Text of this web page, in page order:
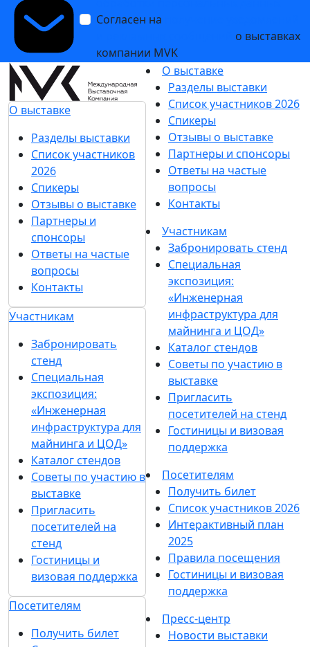
Согласен на
о выставках
компании MVK
О выставке
Разделы выставки
Список участников
2026
Спикеры
Отзывы о выставке
Партнеры и
спонсоры
Ответы на частые
вопросы
Контакты
Участникам
Забронировать
стенд
Специальная
экспозиция:
«Инженерная
инфраструктура для
майнинга и ЦОД»
Каталог стендов
Советы по участию в
выставке
Пригласить
посетителей на
стенд
Гостиницы и
визовая поддержка
Посетителям
Получить билет
О выставке
Разделы выставки
Список участников 2026
Спикеры
Отзывы о выставке
Партнеры и спонсоры
Ответы на частые
вопросы
Контакты
Участникам
Забронировать стенд
Специальная
экспозиция:
«Инженерная
инфраструктура для
майнинга и ЦОД»
Каталог стендов
Советы по участию в
выставке
Пригласить
посетителей на стенд
Гостиницы и визовая
поддержка
Посетителям
Получить билет
Список участников 2026
Интерактивный план
2025
Правила посещения
Гостиницы и визовая
поддержка
Пресс-центр
Новости выставки